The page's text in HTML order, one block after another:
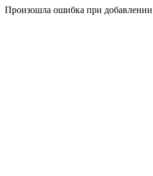
Произошла ошибка при добавлении